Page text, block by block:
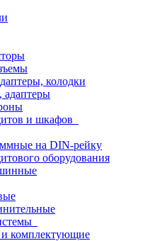
колодки
адаптеры
и шкафов
на DIN-рейку
оборудования
и комплектующие